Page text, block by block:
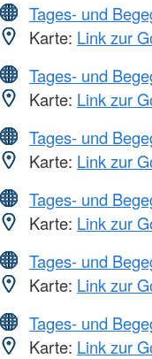
Tages- und
Karte: Link zur
Tages- und
Karte: Link zur
Tages- und
Karte: Link zur
Tages- und
Karte: Link zur
Tages- und
Karte: Link zur
Tages- und
Karte: Link zur